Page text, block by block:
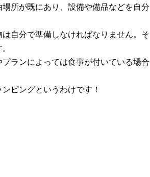
所が既にあり、設備や備品などを自分
自分で準備しなければなりません。そ
ランによっては食事が付いている場合
ピングというわけです！